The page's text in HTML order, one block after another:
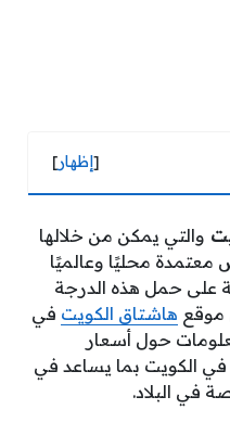
[إظهار]
والتي يمكن من خلالها
محليًا وعالميًا
على حمل هذه الدرجة
موقع هاشتاق الكويت في
حول أسعار
الكويت بما يساعد في
في البلاد.